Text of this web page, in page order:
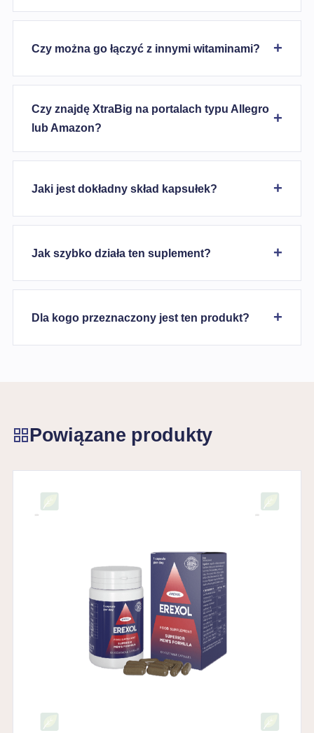
Czy można go łączyć z innymi witaminami?
Czy znajdę XtraBig na portalach typu Allegro
lub Amazon?
Jaki jest dokładny skład kapsułek?
Jak szybko działa ten suplement?
Dla kogo przeznaczony jest ten produkt?
Powiązane produkty